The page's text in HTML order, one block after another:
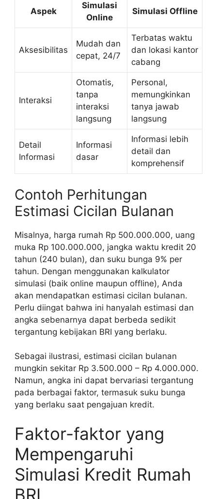
Aspek
Simulasi
Online
Simulasi Offline
Aksesibilitas
Mudah dan
cepat, 24/7
Terbatas waktu
dan lokasi kantor
cabang
Interaksi
Otomatis,
tanpa
interaksi
langsung
Personal,
memungkinkan
tanya jawab
langsung
Detail
Informasi
Informasi
dasar
Informasi lebih
detail dan
komprehensif
Contoh Perhitungan
Estimasi Cicilan Bulanan
Misalnya, harga rumah Rp 500.000.000, uang
muka Rp 100.000.000, jangka waktu kredit 20
tahun (240 bulan), dan suku bunga 9% per
tahun. Dengan menggunakan kalkulator
simulasi (baik online maupun offline), Anda
akan mendapatkan estimasi cicilan bulanan.
Perlu diingat bahwa ini hanyalah estimasi dan
angka sebenarnya dapat berbeda sedikit
tergantung kebijakan BRI yang berlaku.
Sebagai ilustrasi, estimasi cicilan bulanan
mungkin sekitar Rp 3.500.000 – Rp 4.000.000.
Namun, angka ini dapat bervariasi tergantung
pada berbagai faktor, termasuk suku bunga
yang berlaku saat pengajuan kredit.
Faktor-faktor yang
Mempengaruhi
Simulasi Kredit Rumah
BRI